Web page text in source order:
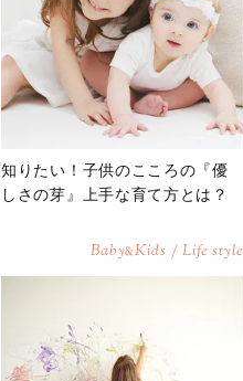
知りたい！子供のこころの『優
しさの芽』上手な育て方とは？
Baby&Kids / Life style